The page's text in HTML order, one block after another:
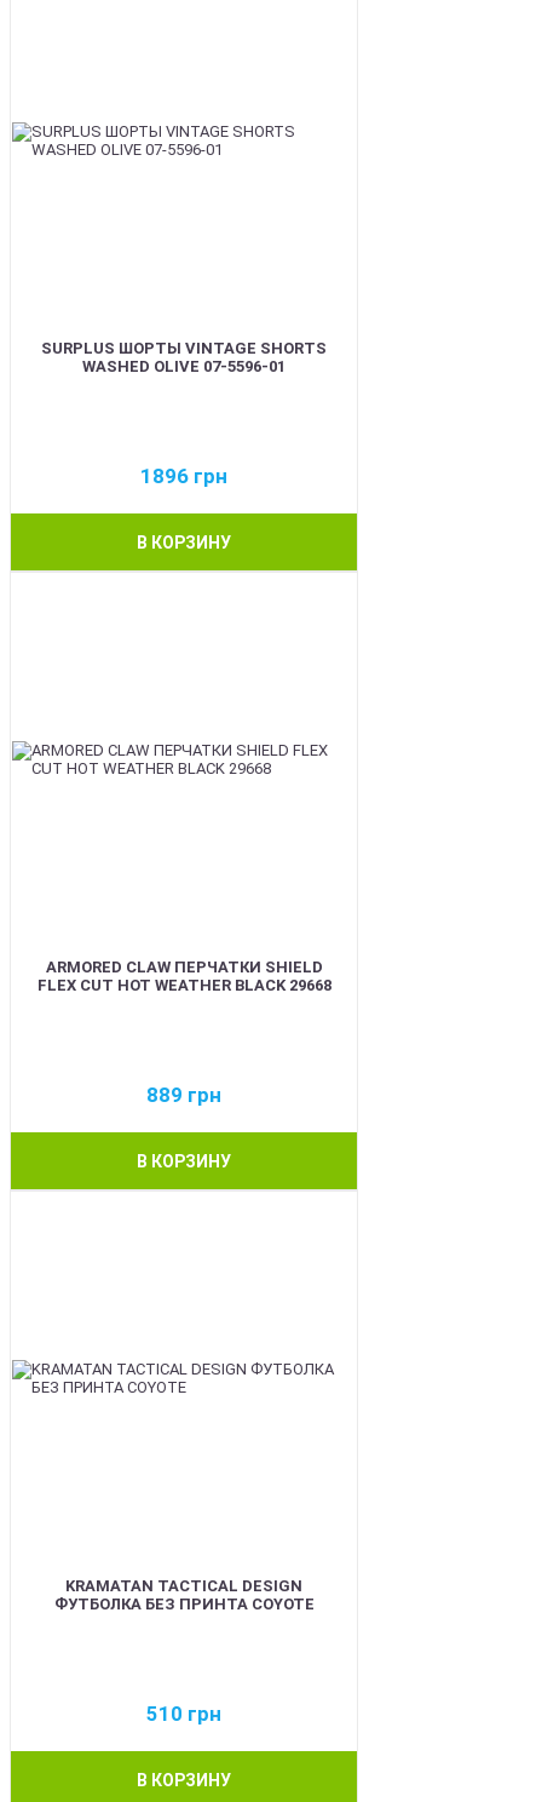
SURPLUS ШОРТЫ VINTAGE SHORTS
WASHED OLIVE 07-5596-01
1896 грн
В КОРЗИНУ
ARMORED CLAW ПЕРЧАТКИ SHIELD
FLEX CUT HOT WEATHER BLACK 29668
889 грн
В КОРЗИНУ
KRAMATAN TACTICAL DESIGN
ФУТБОЛКА БЕЗ ПРИНТА COYOTE
510 грн
В КОРЗИНУ